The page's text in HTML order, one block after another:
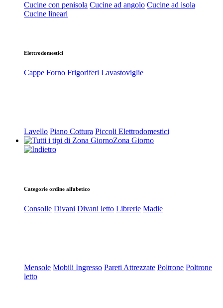
Cucine con penisola Cucine ad angolo Cucine ad isola
Cucine lineari
Elettrodomestici
Cappe Forno Frigoriferi Lavastoviglie
Lavello Piano Cottura Piccoli Elettrodomestici
Zona Giorno
Categorie ordine alfabetico
Consolle Divani Divani letto Librerie Madie
Mensole Mobili Ingresso Pareti Attrezzate Poltrone Poltrone
letto